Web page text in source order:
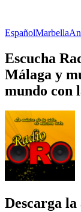
EspañolMarbella
Escucha
Málaga y
mundo con
Descarga